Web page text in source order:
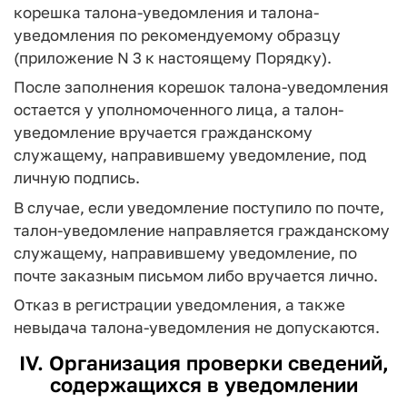
корешка талона-уведомления и талона-
уведомления по рекомендуемому образцу
(приложение N 3 к настоящему Порядку).
После заполнения корешок талона-уведомления
остается у уполномоченного лица, а талон-
уведомление вручается гражданскому
служащему, направившему уведомление, под
личную подпись.
В случае, если уведомление поступило по почте,
талон-уведомление направляется гражданскому
служащему, направившему уведомление, по
почте заказным письмом либо вручается лично.
Отказ в регистрации уведомления, а также
невыдача талона-уведомления не допускаются.
IV. Организация проверки сведений,
содержащихся в уведомлении